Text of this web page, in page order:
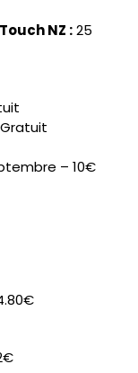
NZ :25
– 10€